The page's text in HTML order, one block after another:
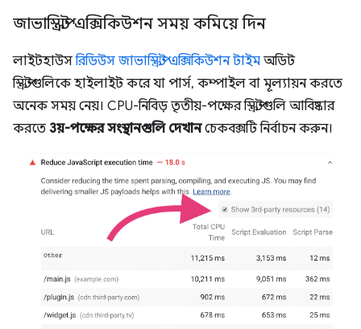
জাভাস্ক্রিপ্ট এক্সিকিউশন সময় কমিয়ে দিন
লাইটহাউসরিডিউস জাভাস্ক্রিপ্ট এক্সিকিউশন টাইম অডিট
স্ক্রিপ্টগুলিকে হাইলাইট করে যা পার্স, কম্পাইল বা মূল্যায়ন করতে
অনেক সময় নেয়। CPU-নিবিড় তৃতীয়-পক্ষের স্ক্রিপ্টগুলি আবিষ্কার
করতে 3য়-পক্ষের সংস্থানগুলি দেখানচেকবক্সটি নির্বাচন করুন।